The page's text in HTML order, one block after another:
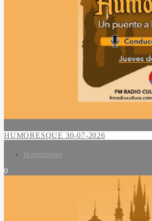
HUMORESQUE 30-07-2026
Humoresque
0